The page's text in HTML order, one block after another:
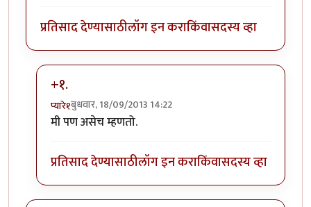
प्रतिसाद देण्यासाठीलॉग इन कराकिंवासदस्य व्हा
+१.
प्यारे१बुधवार, 18/09/2013 14:22
In reply toअतिशय छान समारोप पैसाताई.
मी पण असेच म्हणतो.
प्रतिसाद देण्यासाठीलॉग इन कराकिंवासदस्य व्हा